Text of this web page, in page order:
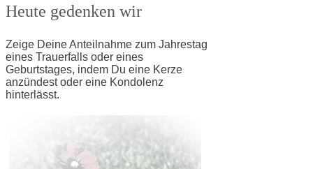
Heute gedenken wir
Zeige Deine Anteilnahme zum Jahrestag
eines Trauerfalls oder eines
Geburtstages, indem Du eine Kerze
anzündest oder eine Kondolenz
hinterlässt.